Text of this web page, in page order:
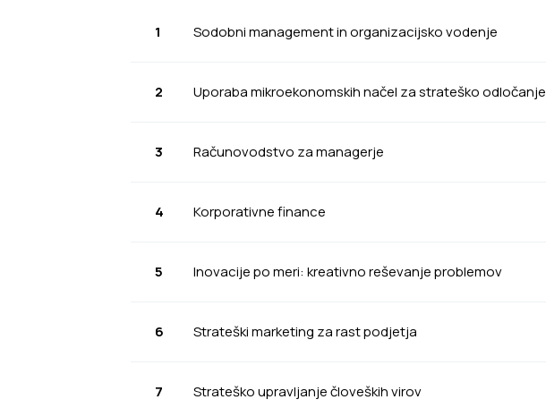
1 Sodobni management in organizacijsko vodenje
2 Uporaba mikroekonomskih načel za strateško odločanje
3 Računovodstvo za managerje
4 Korporativne finance
5 Inovacije po meri: kreativno reševanje problemov
6 Strateški marketing za rast podjetja
7 Strateško upravljanje človeških virov